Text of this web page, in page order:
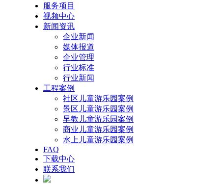
服务项目
视频中心
新闻资讯
企业新闻
媒体报道
企业管理
行业标准
行业新闻
工程案例
社区儿童游乐园案例
景区儿童游乐园案例
早教儿童游乐园案例
商业儿童游乐园案例
水上儿童游乐园案例
FAQ
下载中心
联系我们